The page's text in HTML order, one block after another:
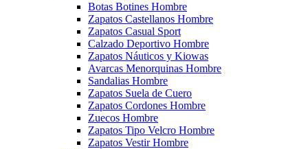
Botas Botines Hombre
Zapatos Castellanos Hombre
Zapatos Casual Sport
Calzado Deportivo Hombre
Zapatos Náuticos y Kiowas
Avarcas Menorquinas Hombre
Sandalias Hombre
Zapatos Suela de Cuero
Zapatos Cordones Hombre
Zuecos Hombre
Zapatos Tipo Velcro Hombre
Zapatos Vestir Hombre